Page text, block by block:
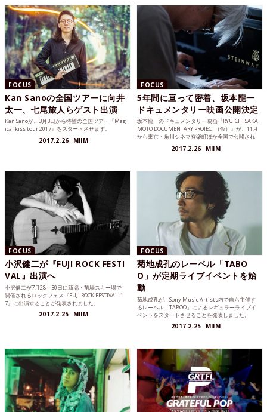
FOCUS
Kan Sanoの全国ツアーに向井
太一、七尾旅人らゲスト出演
Kan Sanoが、3月3日から待望の全国ツアー『Mag
ical kiss tour 2017』をスタートさせます。
2017.2.26 MIIM
FOCUS
5年間に亘って密着、坂本龍一
ドキュメンタリー映画公開決定
坂本龍一のドキュメンタリー映画『RYUICHI SAKA
MOTO DOCUMENTARY PROJECT（仮）』が、11月
から東京・角川シネマ有楽町ほか全国で公開され
2017.2.26 MIIM
FOCUS
小沢健二が『FUJI ROCK FESTI
VAL』出演へ
小沢健二が7月28～30日に新潟・苗場スキー場で
開催されるロックフェス『FUJI ROCK FESTIVAL '1
7』に出演することが発表されました。
2017.2.25 MIIM
FOCUS
菊地成孔のレーベル「TABO
O」が定期ライブイベントを始
動
菊地成孔が、Sony Music Artists内で自ら主催す
るレーベル「TABOO」によるレギュラーライブイ
ベントをスタートさせることを発表しました。
2017.2.25 MIIM